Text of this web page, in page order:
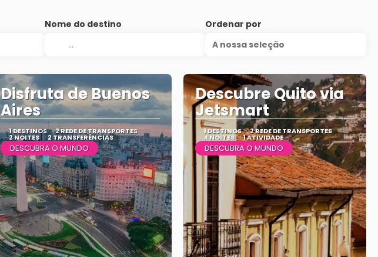
Nome do destino
Ordenar por
A nossa seleção
Disfruta de Buenos
Aires
1 DESTINOS 2 REDE DE TRANSPORTES
2 NOITES 2 TRANSFERÊNCIAS
DESCUBRA O MUNDO
Descubre Quito via
Jetsmart
1 DESTINOS 2 REDE DE TRANSPORTES
4 NOITES 1 ATIVIDADE
DESCUBRA O MUNDO